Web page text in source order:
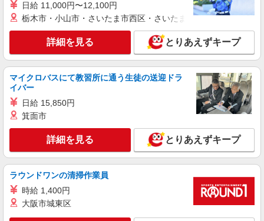
日給 11,000円〜12,100円
栃木市・小山市・さいたま市西区・さいたま市岩槻区・久喜市・
詳細を見る とりあえずキープ
マイクロバスにて教習所に通う生徒の送迎ドラ
イバー
日給 15,850円
箕面市
詳細を見る とりあえずキープ
ラウンドワンの清掃作業員
時給 1,400円
大阪市城東区